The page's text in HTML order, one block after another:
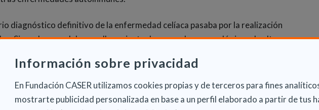
Información sobre privacidad
En Fundación CASER utilizamos cookies propias y de terceros para fines
mostrarte publicidad personalizada en base a un perfil elaborado a partir de tus
diagnóstico definitivo de la enfermedad celíaca pasaba por la realización
Sin embargo, el desarrollo reciente de marcadores serológicos de alta
está facilitando incrementar su diagnóstico precoz, entre
riesgo, así como entre pacientes de otras enfermedades asociadas a
identificar formas no típicas de la enfermedad desconocidas hasta
las biopsias para confirmar o descartar un diagnóstico antes de